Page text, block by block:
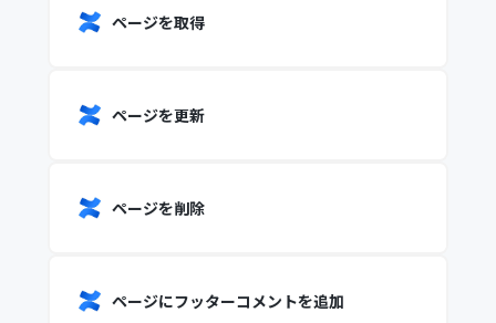
ページを取得
ページを更新
ページを削除
ページにフッターコメントを追加